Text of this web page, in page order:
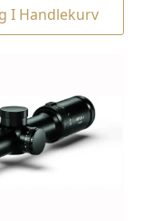
I Handlekurv